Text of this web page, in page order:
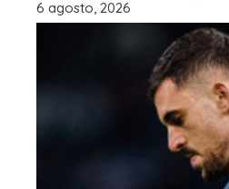
6 agosto, 2026